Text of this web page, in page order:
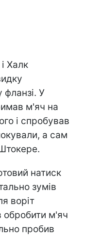
Халк
фланзі. У
м'яч на
і спробував
а сам
натиск
зумів
воріт
обробити м'яч
пробив